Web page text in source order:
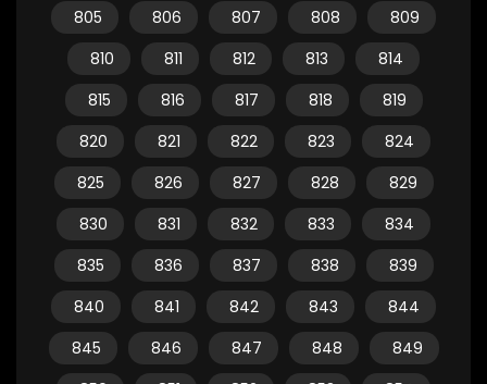
805
806 807 808
809
810
811 812 813
814
815
816 817 818
819
820
821 822 823
824
825
826 827 828
829
830
831 832 833
834
835
836 837 838
839
840
841 842 843
844
845
846 847 848
849